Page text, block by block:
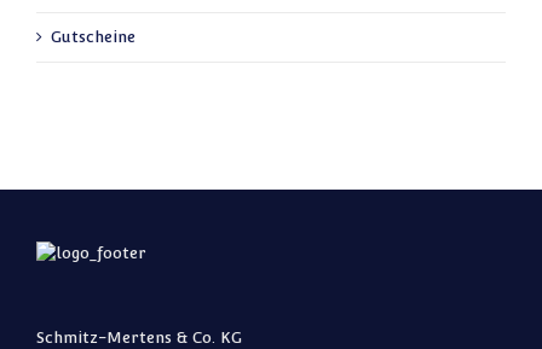
Gutscheine
Schmitz-Mertens & Co. KG